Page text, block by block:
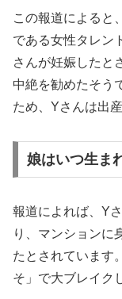
この報道によると
である女性タレン
さんが妊娠したと
中絶を勧めたそう
ため、Yさんは出
娘はいつ生ま
報道によれば、Y
り、マンションに
たとされています
そ」で大ブレイク